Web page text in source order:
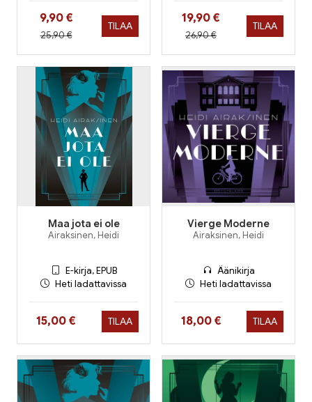
Hinta nyt
9,90 €
Hinta aiemmin
25,90 €
TILAA
Hinta nyt
19,90 €
Hinta aiemmin
26,90 €
TILAA
Maa jota ei ole
Airaksinen, Heidi
E-kirja, EPUB
Heti ladattavissa
Hinta nyt
15,00 € TILAA
Vierge Moderne
Airaksinen, Heidi
Äänikirja
Heti ladattavissa
Hinta nyt
18,00 € TILAA